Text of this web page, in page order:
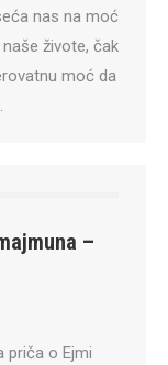
nas na moć
živote, čak
moć da
–
priča o Ejmi